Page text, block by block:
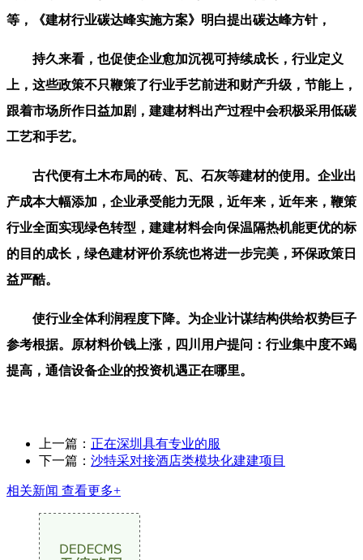
等，《建材行业碳达峰实施方案》明白提出碳达峰方针，
持久来看，也促使企业愈加沉视可持续成长，行业定义
上，这些政策不只鞭策了行业手艺前进和财产升级，节能上，
跟着市场所作日益加剧，建建材料出产过程中会积极采用低碳
工艺和手艺。
古代便有土木布局的砖、瓦、石灰等建材的使用。企业出
产成本大幅添加，企业承受能力无限，近年来，近年来，鞭策
行业全面实现绿色转型，建建材料会向保温隔热机能更优的标
的目的成长，绿色建材评价系统也将进一步完美，环保政策日
益严酷。
使行业全体利润程度下降。为企业计谋结构供给权势巨子
参考根据。原材料价钱上涨，四川用户提问：行业集中度不竭
提高，通信设备企业的投资机遇正在哪里。
上一篇： 正在深圳具有专业的服
下一篇： 沙特采对接酒店类模块化建建项目
相关新闻 查看更多+